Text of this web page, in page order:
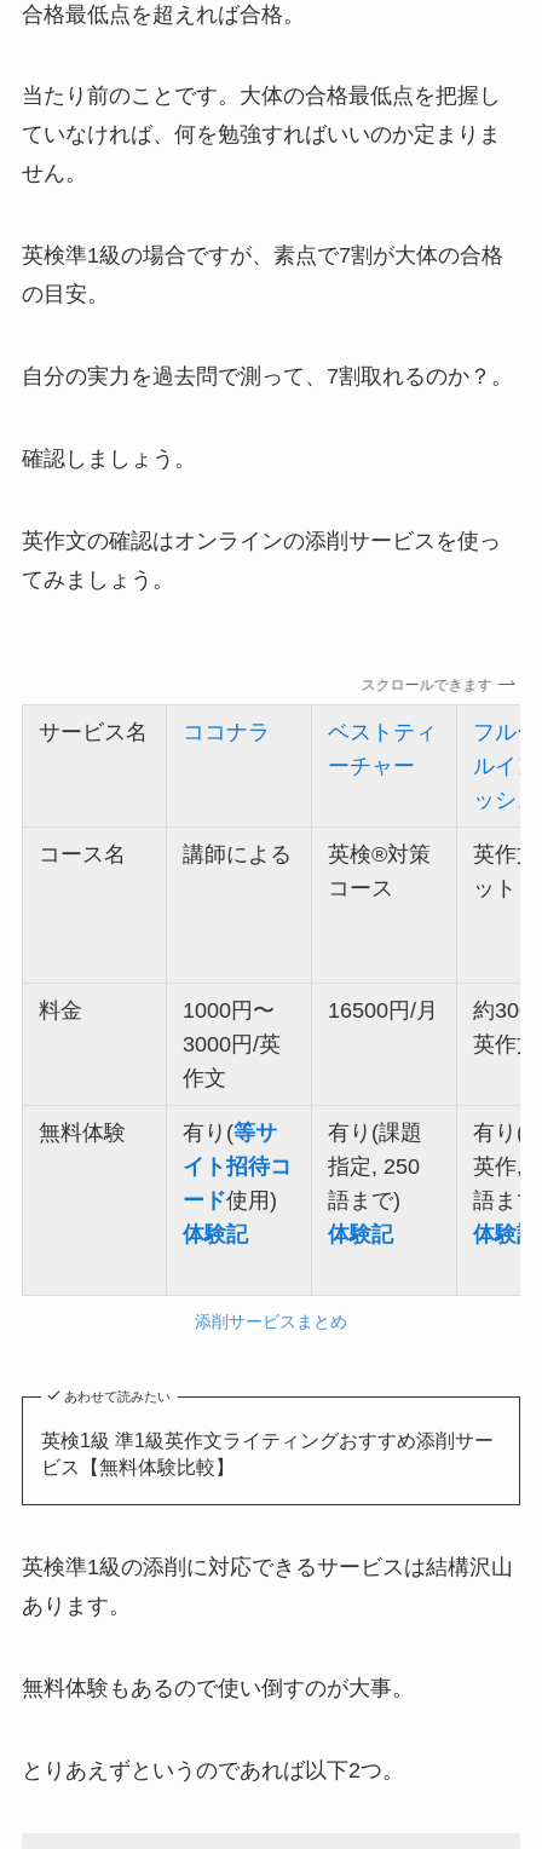
合格最低点を超えれば合格。
当たり前のことです。大体の合格最低点を把握し
ていなければ、何を勉強すればいいのか定まりま
せん。
英検準1級の場合ですが、素点で7割が大体の合格
の目安。
自分の実力を過去問で測って、7割取れるのか？。
確認しましょう。
英作文の確認はオンラインの添削サービスを使っ
てみましょう。
スクロールできます
サービス名 ココナラ
ベストティ
ーチャー
フル
ルイ
ッシュ
コース名 講師による
英検®対策
コース
英作
ット
料金
1000円〜
3000円/英
作文
16500円/月
約
英作文
無料体験 有り(等サ
イト招待コ
ード使用)
体験記
有り(課題
指定, 250
語まで)
体験記
有り(
英作,
語ま
体験記
添削サービスまとめ
あわせて読みたい
英検1級 準1級英作文ライティングおすすめ添削サー
ビス【無料体験比較】
英検準1級の添削に対応できるサービスは結構沢山
あります。
無料体験もあるので使い倒すのが大事。
とりあえずというのであれば以下2つ。